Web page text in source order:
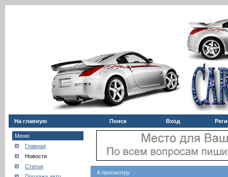
На главную Поиск Вход
Меню
Главная
Новости
Статьи
К просмотру